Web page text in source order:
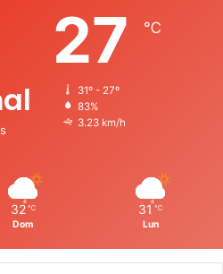
27 ℃
31º - 27º
83%
3.23 km/h
32 ℃
Dom
31 ℃
Lun